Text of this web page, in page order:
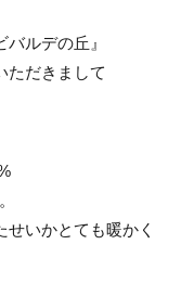
ルデの丘』
ただきまして
いかとても暖かく